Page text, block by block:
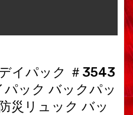
イパック ＃3543
パック バックパッ
災リュック バッ